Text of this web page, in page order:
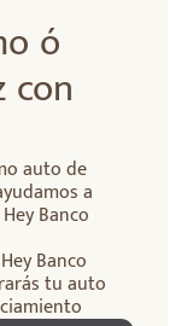
ó
auto de
a
Banco
Banco
tu auto